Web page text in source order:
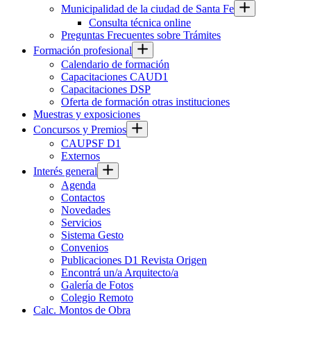
Municipalidad de la ciudad de Santa Fe
Consulta técnica online
Preguntas Frecuentes sobre Trámites
Formación profesional
Calendario de formación
Capacitaciones CAUD1
Capacitaciones DSP
Oferta de formación otras instituciones
Muestras y exposiciones
Concursos y Premios
CAUPSF D1
Externos
Interés general
Agenda
Contactos
Novedades
Servicios
Sistema Gesto
Convenios
Publicaciones D1 Revista Origen
Encontrá un/a Arquitecto/a
Galería de Fotos
Colegio Remoto
Calc. Montos de Obra